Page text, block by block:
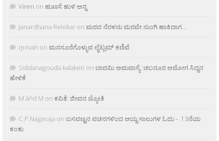
Viren on ಹುಣಸೆ ಹುಳಿ ಅನ್ನ
Janardhana Relekar on ಮರದ ನೆರಳನು ಮರವೇ ನುಂಗಿ ಹಾಕಿದಾಗ…
rjnivah on ಮನಸೂರೆಗೊಳ್ಳುವ ಲೈಟ್ಲಮ್ ಕಣಿವೆ
Siddanagouda kalakeri on ಬಾದಮಿ ಅಮವಾಸ್ಯೆ: ಚಬನೂರ ಅಮೋಗ ಸಿದ್ದನ
ಹೇಳಿಕೆ
M âñd M on ಕವಿತೆ: ಜೀವನ ಜ್ಯೋತಿ
C.P.Nagaraja on ಬಸವಣ್ಣನ ವಚನಗಳಿಂದ ಆಯ್ದ ಸಾಲುಗಳ ಓದು – 13ನೆಯ
ಕಂತು